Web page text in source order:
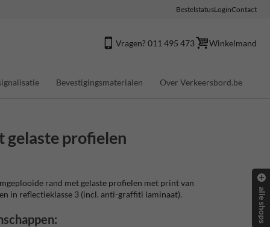
BestelstatusLoginContact
Vragen? 011 495 473 Winkelmand
Bevestigingsmaterialen Over Verkeersbord.be
gelaste profielen
rand met gelaste profielen met print van
in reflectieklasse 3 (incl. anti-graffiti laminaat).
alle shops